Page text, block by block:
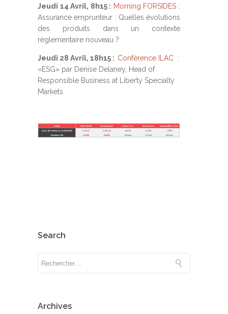
Jeudi 14 Avril, 8h15 : Morning FORSIDES :
Assurance emprunteur : Quelles évolutions
des produits dans un contexte
règlementaire nouveau ?
Jeudi 28 Avril, 18h15 : Conférence ILAC :
«ESG» par Denise Delaney, Head of
Responsible Business at Liberty Specialty
Markets.
Search
Archives